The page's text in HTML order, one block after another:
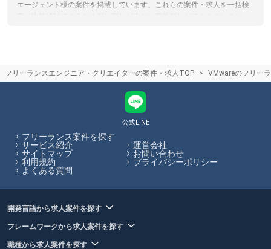
エージェント様の案件を掲載しています。これらの案件・求人を一括検
件を紹介してくれるの？
していたとしてもフリーランスとして案件に参画するのは難しい可能性
が高いと言えるでしょう。まずは組織に所属し、エンジニアとしての実
務経験を積んでからフリーランスとしての働き方を検討するのがおすす
めです。フリーランスHubではエンジニア向けの記事を多数掲載してい
ます。
フリーランスHubはお客様のフリーランス案件探しを最大限サポートし
ていきます。
フリーランスエンジニア・クリエイターの案件・求人TOP VMwareのフリー
公式LINE
フリーランス案件を探す
サービス紹介
運営会社
サイトマップ
お問い合わせ
利用規約
プライバシーポリシー
よくある質問
開発言語から求人案件を探す
フレームワークから求人案件を探す
職種から求人案件を探す